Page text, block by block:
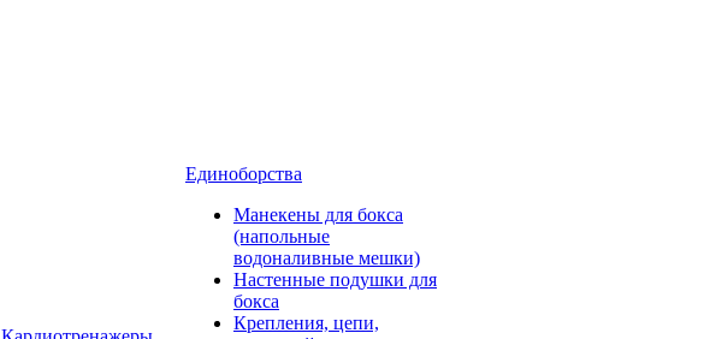
Единоборства
Манекены для бокса
(напольные
водоналивные мешки)
Настенные подушки для
бокса
Крепления, цепи,